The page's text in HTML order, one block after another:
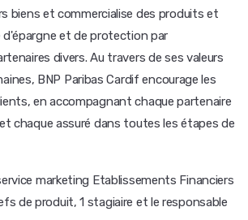
biens et commercialise des produits et
d'épargne et de protection par
divers. Au travers de ses valeurs
BNP Paribas Cardif encourage les
en accompagnant chaque partenaire
chaque assuré dans toutes les étapes de
marketing Etablissements Financiers
de produit, 1 stagiaire et le responsable